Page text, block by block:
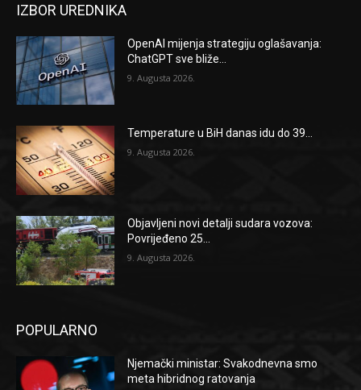
IZBOR UREDNIKA
OpenAI mijenja strategiju oglašavanja:
ChatGPT sve bliže...
9. Augusta 2026.
Temperature u BiH danas idu do 39...
9. Augusta 2026.
Objavljeni novi detalji sudara vozova:
Povrijeđeno 25...
9. Augusta 2026.
POPULARNO
Njemački ministar: Svakodnevna smo
meta hibridnog ratovanja